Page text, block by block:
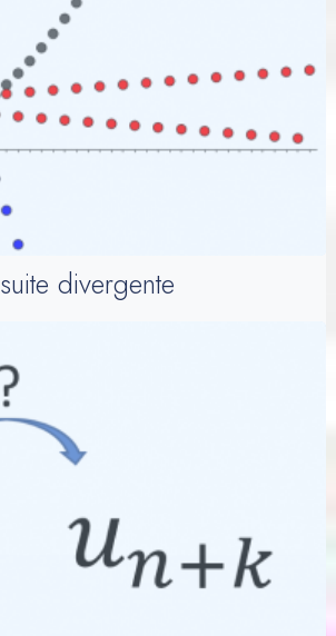
suite divergente